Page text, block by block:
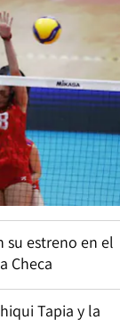
su estreno en el
Checa
Tapia y la